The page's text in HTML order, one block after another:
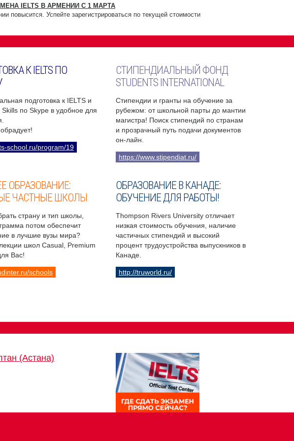
IELTS В АРМЕНИИ С 1 МАРТА
повысится. Успейте зарегистрироваться по текущей стоимости
К IELTS ПО
подготовка к IELTS и
Skills по Skype в удобное для
school.ru/program/19
СТИПЕНДИАЛЬНЫЙ ФОНД
STUDENTS INTERNATIONAL
Стипендии и гранты на обучение за
рубежом: от школьной парты до мантии
магистра! Поиск стипендий по странам
и прозрачный путь подачи документов
он-лайн.
https://www.stipendiat.ru/
ОБРАЗОВАНИЕ:
ЧАСТНЫЕ ШКОЛЫ
страну и тип школы,
потом обеспечит
в лучшие вузы мира?
школ Casual, Premium
Вас!
schools
ОБРАЗОВАНИЕ В КАНАДЕ:
ОБУЧЕНИЕ ДЛЯ РАБОТЫ!
Thompson Rivers University отличает
низкая стоимость обучения, наличие
частичных стипендий и высокий
процент трудоустройства выпускников в
Канаде.
http://truworld.ru/
(Астана)